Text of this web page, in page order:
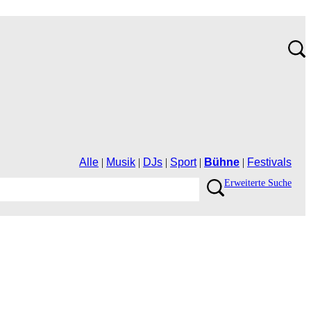
Alle | Musik | DJs | Sport| Bühne | Festivals
ErweiterteSuche